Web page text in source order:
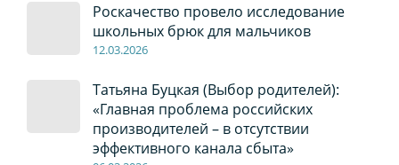
Роскачество провело исследование
школьных брюк для мальчиков
12.03.2026
Татьяна Буцкая (Выбор родителей):
«Главная проблема российских
производителей – в отсутствии
эффективного канала сбыта»